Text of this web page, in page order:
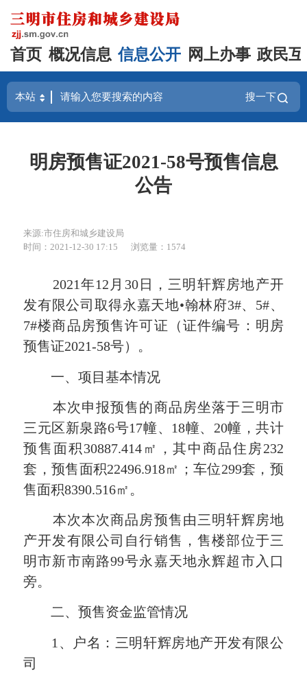
首页 概况信息 信息公开 网上办事 政民
搜一下
明房预售证2021-58号预售信息
公告
来源:市住房和城乡建设局
时间：2021-12-30 17:15
浏览量：1574
2021年12月30日，三明轩辉房地产开
发有限公司取得永嘉天地•翰林府3#、5#、
7#楼商品房预售许可证（证件编号：明房
预售证2021-58号）。
一、项目基本情况
本次申报预售的商品房坐落于三明市
三元区新泉路6号17幢、18幢、20幢，共计
预售面积30887.414㎡，其中商品住房232
套，预售面积22496.918㎡；车位299套，预
售面积8390.516㎡。
本次本次商品房预售由三明轩辉房地
产开发有限公司自行销售，售楼部位于三
明市新市南路99号永嘉天地永辉超市入口
旁。
二、预售资金监管情况
1、户名：三明轩辉房地产开发有限公
司